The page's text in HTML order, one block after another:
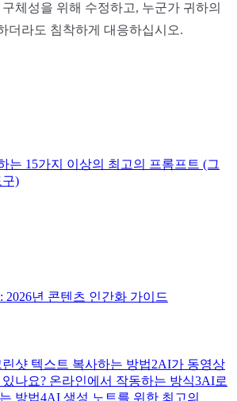
체성을 위해 수정하고, 누군가 귀하의
더라도 침착하게 대응하십시오.
는 15가지 이상의 최고의 프롬프트 (그
구)
년 콘텐츠 인간화 가이드
샷 텍스트 복사하는 방법2AI가 동영상
나요? 온라인에서 작동하는 방식3AI로
방법4AI 생성 노트를 위한 최고의